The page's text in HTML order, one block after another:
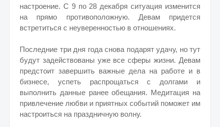
настроение. С 9 по 28 декабря ситуация изменится
на прямо противоположную. Девам придется
встретиться с неуверенностью в отношениях.
Последние три дня года снова подарят удачу, но тут
будут задействованы уже все сферы жизни. Девам
предстоит завершить важные дела на работе и в
бизнесе, успеть распрощаться с долгами и
выполнить данные ранее обещания. Медитация на
привлечение любви и приятных событий поможет им
настроиться на праздничную волну.